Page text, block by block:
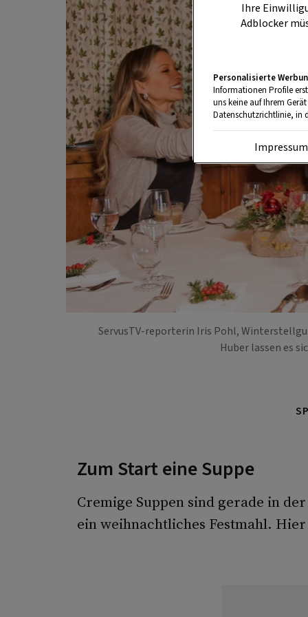
ServusTV-reporterin Iris Pohl,
Huber lassen es
Zum Start eine Suppe
Cremige Suppen sind gerade in
ein weihnachtliches Festmahl.
Ihre
Adblocker
Personalisierte
Informationen Profile
uns keine auf Ihrem
Datenschutzrichtlinie, in
Impressum